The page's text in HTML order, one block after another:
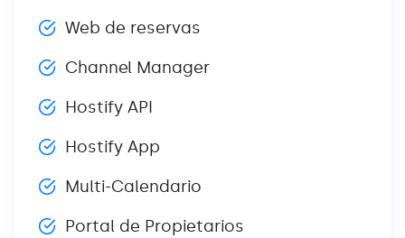
Web de reservas
Channel Manager
Hostify API
Hostify App
Multi-Calendario
Portal de Propietarios